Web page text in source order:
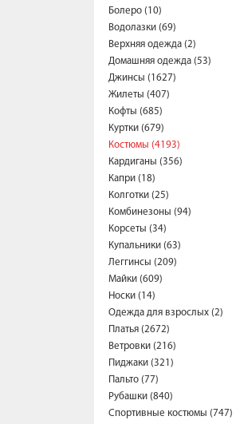
Болеро (10)
Водолазки (69)
Верхняя одежда (2)
Домашняя одежда (53)
Джинсы (1627)
Жилеты (407)
Кофты (685)
Куртки (679)
Костюмы (4193)
Кардиганы (356)
Капри (18)
Колготки (25)
Комбинезоны (94)
Корсеты (34)
Купальники (63)
Леггинсы (209)
Майки (609)
Носки (14)
Одежда для взрослых (2)
Платья (2672)
Ветровки (216)
Пиджаки (321)
Пальто (77)
Рубашки (840)
Спортивные костюмы (747)